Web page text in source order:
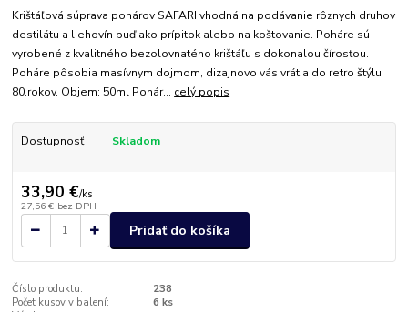
Krištáľová súprava pohárov SAFARI vhodná na podávanie rôznych druhov
destilátu a liehovín buď ako prípitok alebo na koštovanie. Poháre sú
vyrobené z kvalitného bezolovnatého krištáľu s dokonalou čírosťou.
Poháre pôsobia masívnym dojmom, dizajnovo vás vrátia do retro štýlu
80.rokov. Objem: 50ml Pohár... celý popis
Dostupnosť Skladom
33,90 €/ks
27,56 € bez DPH
Pridať do košíka
Číslo produktu:
238
Počet kusov v balení:
6 ks